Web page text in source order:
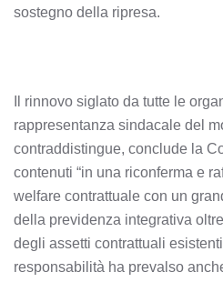
sostegno della ripresa.
Il rinnovo siglato da tutte le
rappresentanza sindacale del
contraddistingue, conclude la
contenuti “in una riconferma e
welfare contrattuale con un
della previdenza integrativa
degli assetti contrattuali
responsabilità ha prevalso